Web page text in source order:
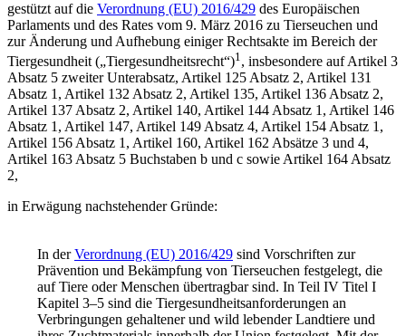
gestützt auf die Verordnung (EU) 2016/429 des Europäischen
Parlaments und des Rates vom 9. März 2016 zu Tierseuchen und
zur Änderung und Aufhebung einiger Rechtsakte im Bereich der
Tiergesundheit („Tiergesundheitsrecht“)1, insbesondere auf Artikel 3
Absatz 5 zweiter Unterabsatz, Artikel 125 Absatz 2, Artikel 131
Absatz 1, Artikel 132 Absatz 2, Artikel 135, Artikel 136 Absatz 2,
Artikel 137 Absatz 2, Artikel 140, Artikel 144 Absatz 1, Artikel 146
Absatz 1, Artikel 147, Artikel 149 Absatz 4, Artikel 154 Absatz 1,
Artikel 156 Absatz 1, Artikel 160, Artikel 162 Absätze 3 und 4,
Artikel 163 Absatz 5 Buchstaben b und c sowie Artikel 164 Absatz
2,
in Erwägung nachstehender Gründe:
In derVerordnung (EU) 2016/429 sind Vorschriften zur
Prävention und Bekämpfung von Tierseuchen festgelegt, die
auf Tiere oder Menschen übertragbar sind. In Teil IV Titel I
Kapitel 3–5 sind die Tiergesundheitsanforderungen an
Verbringungen gehaltener und wild lebender Landtiere und